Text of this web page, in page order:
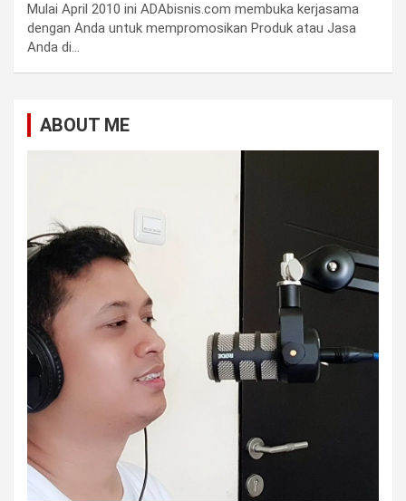
Mulai April 2010 ini ADAbisnis.com membuka kerjasama
dengan Anda untuk mempromosikan Produk atau Jasa
Anda di…
ABOUT ME